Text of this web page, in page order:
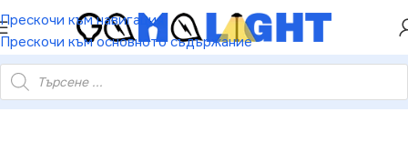
Прескочи към навигация
Прескочи към основното съдържание
НАМАЛЕНИЕ ОТ 5%
ПАНЕЛ ЗА СЕРИЕН КЛЮЧ СХ-5 VALENA ALLURE АЛУМИНИЙ